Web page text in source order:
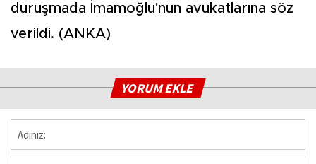
duruşmada İmamoğlu'nun avukatlarına söz
verildi. (ANKA)
YORUM EKLE